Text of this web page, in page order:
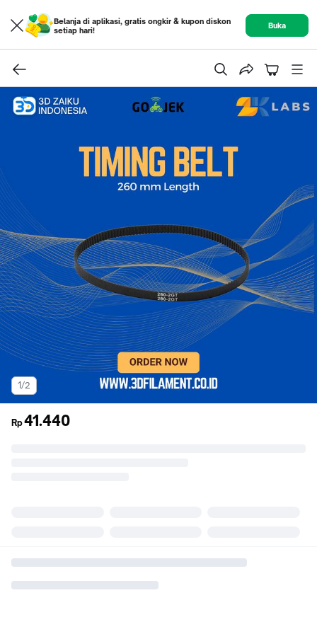
Belanja di aplikasi, gratis ongkir & kupon diskon
setiap hari!
Buka
1/2
Rp41.440